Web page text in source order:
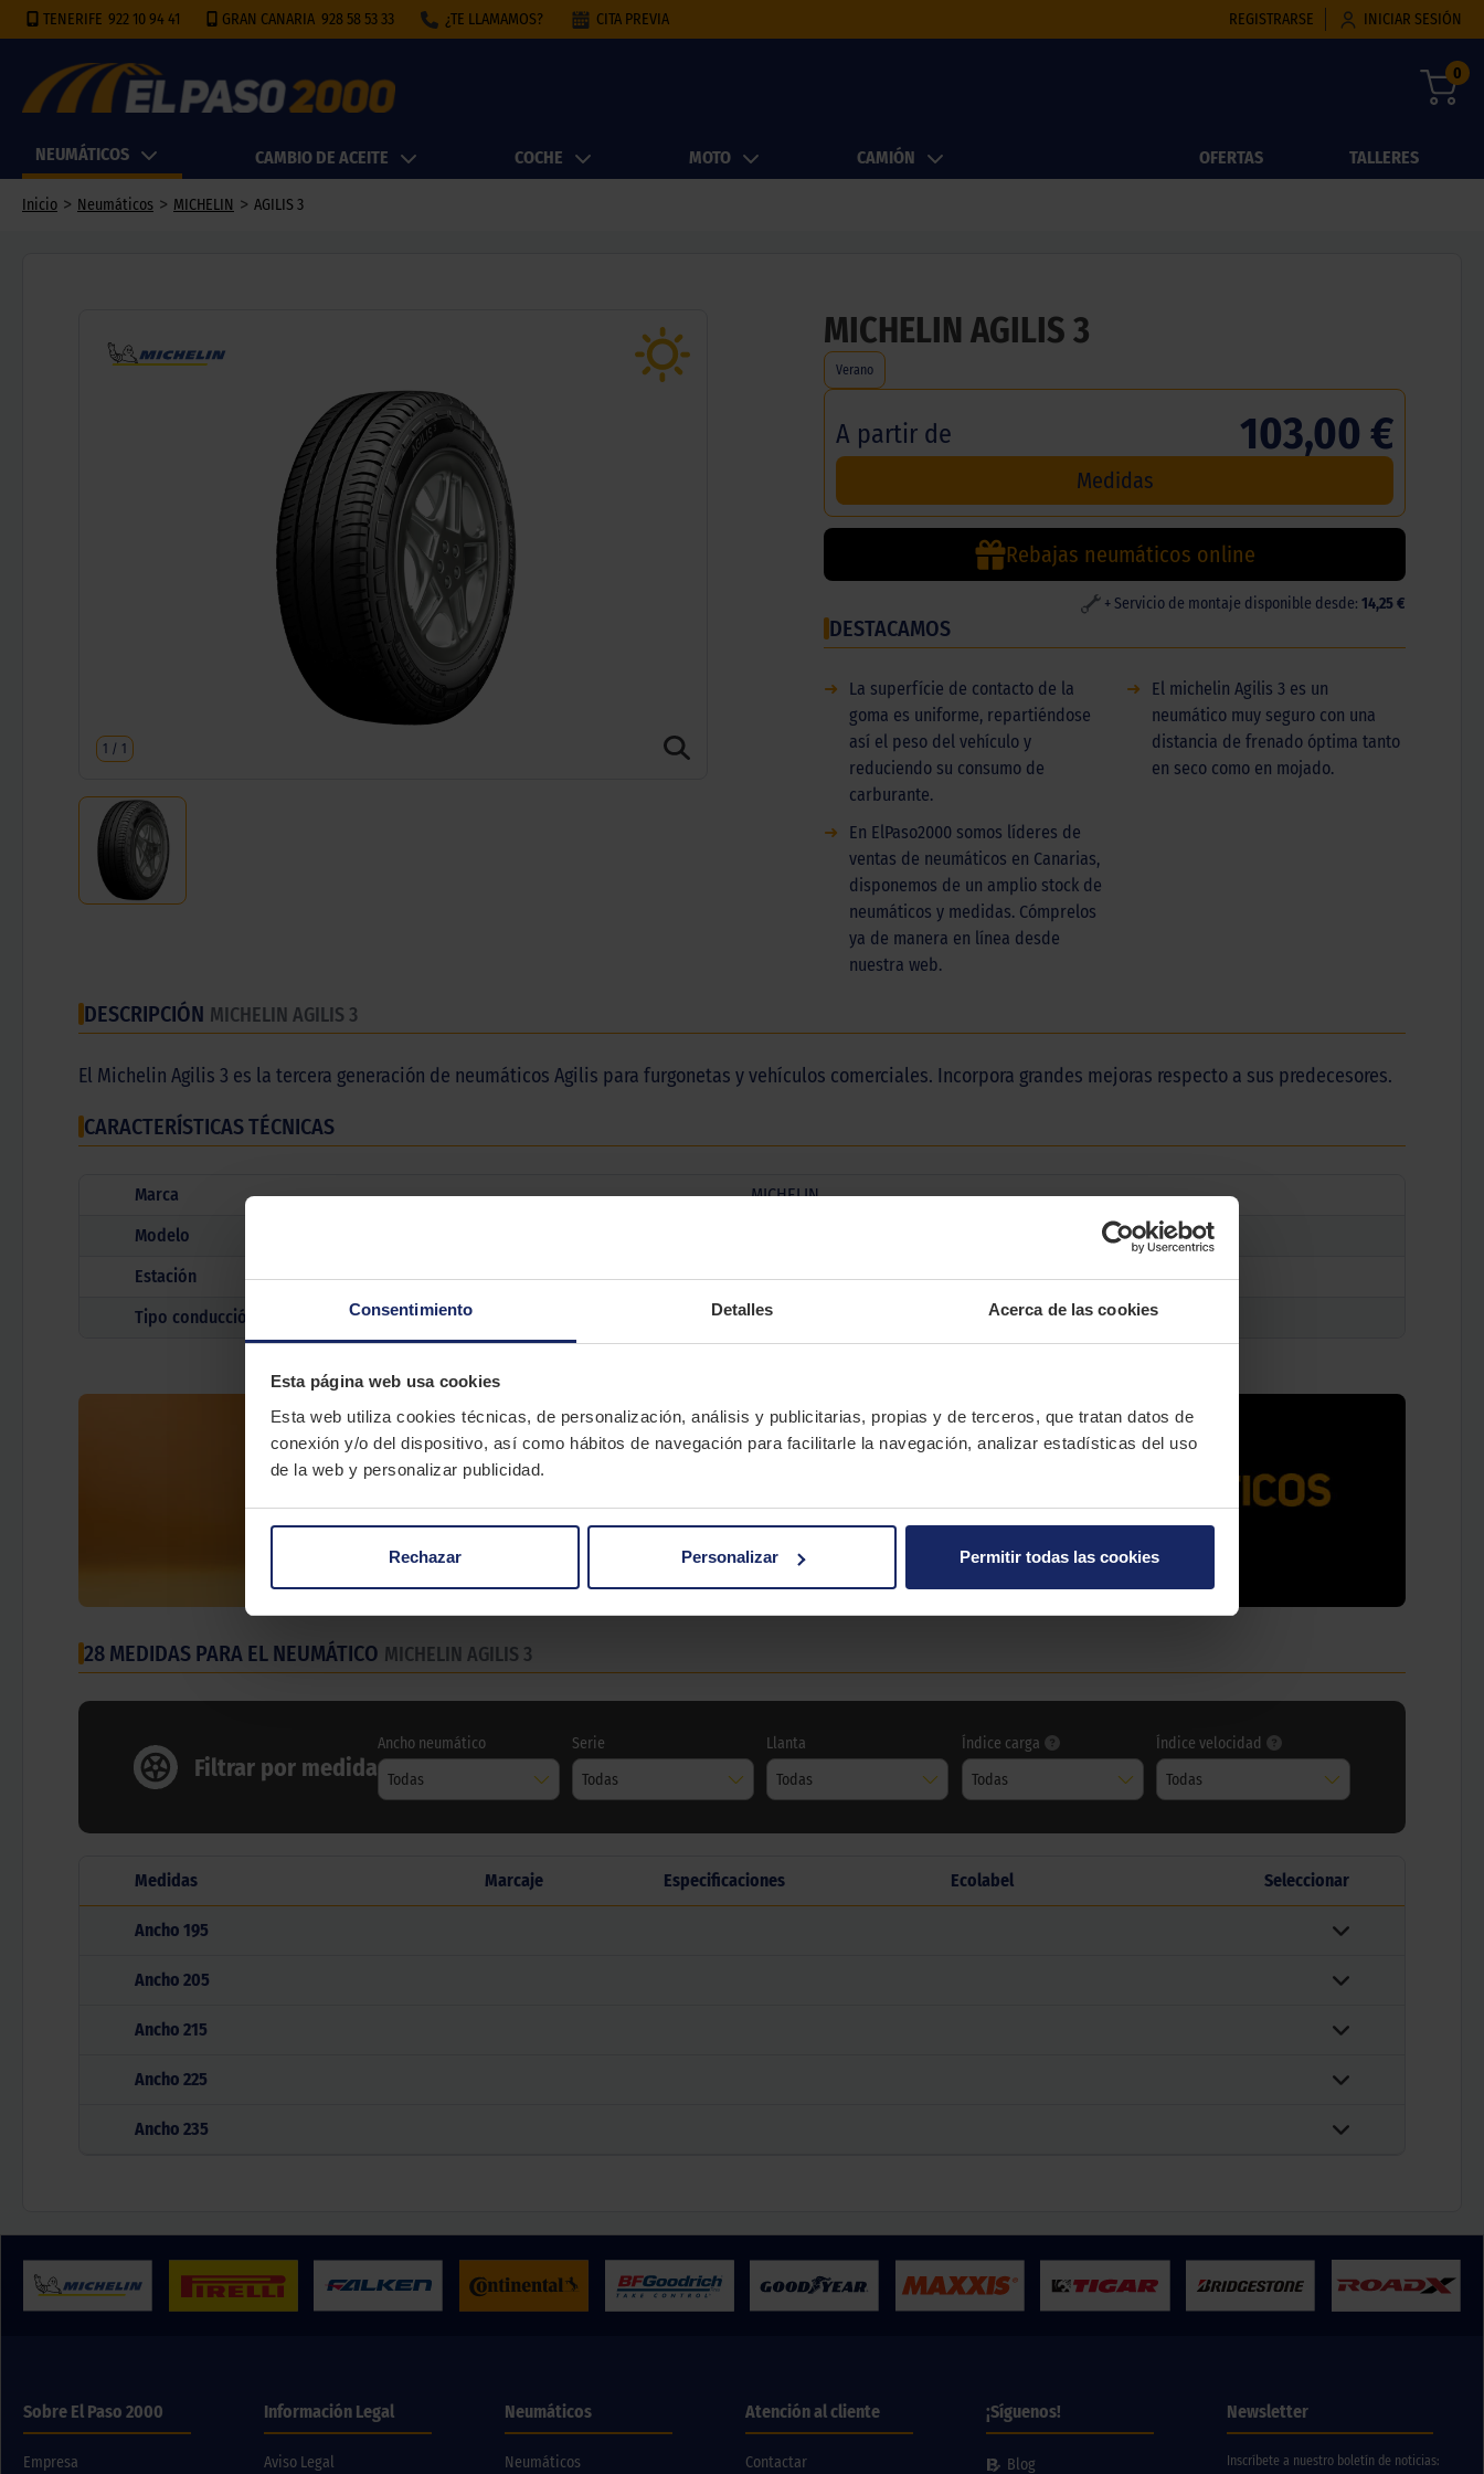
Consentimiento Detalles Acerca de las cookies
Esta página web usa cookies
Esta web utiliza cookies técnicas, de personalización, análisis y publicitarias, propias y de terceros, que tratan datos de
conexión y/o del dispositivo, así como hábitos de navegación para facilitarle la navegación, analizar estadísticas del uso
de la web y personalizar publicidad.
Rechazar Personalizar Permitir todas las cookies
TENERIFE 922 10 94 41 GRAN CANARIA 928 58 53 33 ¿TE LLAMAMOS? CITA PREVIA REGISTRARSE INICIAR SESIÓN
0
NEUMÁTICOS CAMBIO DE ACEITE COCHE MOTO CAMIÓN OFERTAS TALLERES
Inicio > Neumáticos > MICHELIN > AGILIS 3
1 / 1
MICHELIN AGILIS 3
Verano
A partir de 103,00 €
Medidas
Rebajas neumáticos online
+ Servicio de montaje disponible desde: 14,25 €
DESTACAMOS
➜
La superfície de contacto de la
goma es uniforme, repartiéndose
así el peso del vehículo y
reduciendo su consumo de
carburante.
➜
El michelin Agilis 3 es un
neumático muy seguro con una
distancia de frenado óptima tanto
en seco como en mojado.
➜
En ElPaso2000 somos líderes de
ventas de neumáticos en Canarias,
disponemos de un amplio stock de
neumáticos y medidas. Cómprelos
ya de manera en línea desde
nuestra web.
DESCRIPCIÓN MICHELIN AGILIS 3
El Michelin Agilis 3 es la tercera generación de neumáticos Agilis para furgonetas y vehículos comerciales. Incorpora grandes mejoras respecto a sus predecesores.
CARACTERÍSTICAS TÉCNICAS
Marca
MICHELIN
Modelo
Estación
Verano
Tipo conducción
COMFORT
28 MEDIDAS PARA EL NEUMÁTICO MICHELIN AGILIS 3
Filtrar por medida
Ancho neumático
Todas
Serie
Todas
Llanta
Todas
Índice carga
Todas
Índice velocidad
Todas
Medidas Marcaje Especificaciones Ecolabel Seleccionar
Ancho 195
Ancho 205
Ancho 215
Ancho 225
Ancho 235
Sobre El Paso 2000
Empresa
Información Legal
Aviso Legal
Neumáticos
Neumáticos
Atención al cliente
Contactar
¡Síguenos!
Blog
Newsletter
Inscríbete a nuestro boletín de noticias: